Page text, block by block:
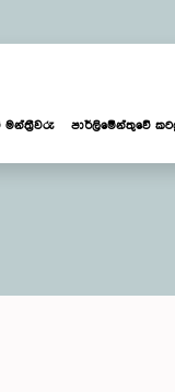
මන්ත්‍රීවරු පාර්ලිමේන්තුවේ